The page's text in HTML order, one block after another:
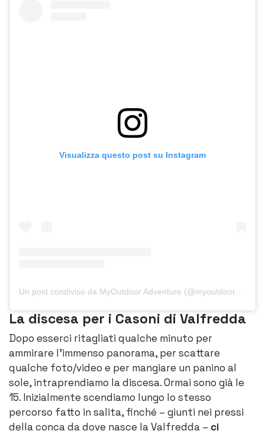
Visualizza questo post su Instagram
La discesa per i Casoni di Valfredda
Dopo esserci ritagliati qualche minuto per
ammirare l’immenso panorama, per scattare
qualche foto/video e per mangiare un panino al
sole, intraprendiamo la discesa. Ormai sono già le
15. Inizialmente scendiamo lungo lo stesso
percorso fatto in salita, finché – giunti nei pressi
della conca da dove nasce la Valfredda – ci